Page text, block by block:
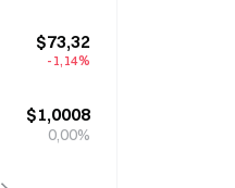
$73,32
-1,14%
$1,0008
0,00%